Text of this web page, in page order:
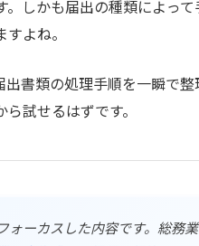
しかも届出の種類によっ
よね。
書類の処理手順を一瞬で
試せるはずです。
ォーカスした内容です。総務